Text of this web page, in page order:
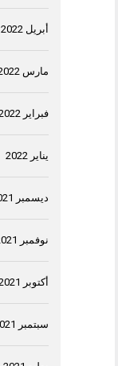
أبريل 2022
مارس 2022
فبراير 2022
يناير 2022
ديسمبر 2021
نوفمبر 2021
أكتوبر 2021
سبتمبر 2021